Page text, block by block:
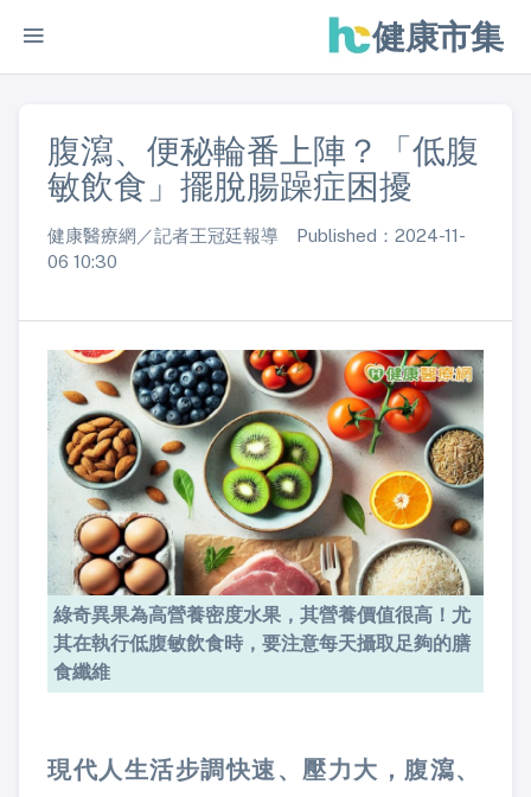
健康市集
腹瀉、便秘輪番上陣？「低腹
敏飲食」擺脫腸躁症困擾
健康醫療網／記者王冠廷報導 Published：2024-11-
06 10:30
綠奇異果為高營養密度水果，其營養價值很高！尤
其在執行低腹敏飲食時，要注意每天攝取足夠的膳
食纖維
現代人生活步調快速、壓力大，腹瀉、